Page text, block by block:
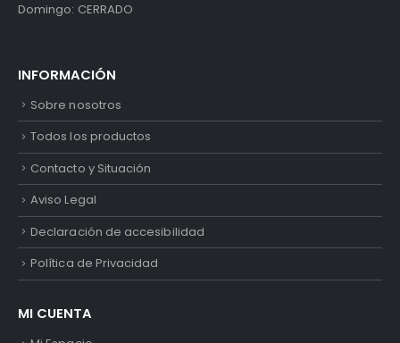
Domingo: CERRADO
INFORMACIÓN
Sobre nosotros
Todos los productos
Contacto y Situación
Aviso Legal
Declaración de accesibilidad
Política de Privacidad
MI CUENTA